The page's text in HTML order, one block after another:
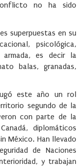
no ha sido
superpuestas en su
psicológica,
armada, es decir la
balas, granadas,
este año un rol
segundo de la
con parte de la
diplomáticos
México. Han llevado
de Naciones
y trabajan